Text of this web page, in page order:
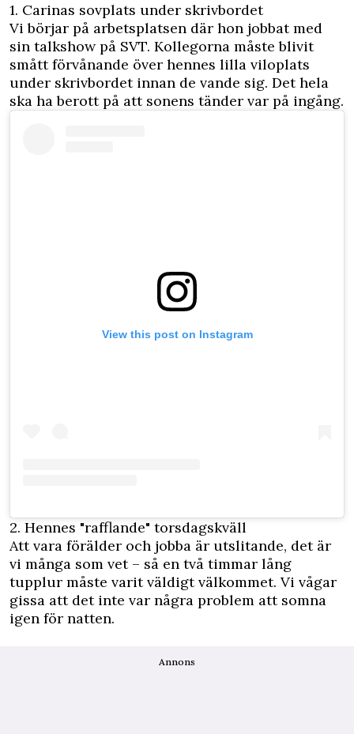
1. Carinas sovplats under skrivbordet
Vi börjar på arbetsplatsen där hon jobbat med
sin talkshow på SVT. Kollegorna måste blivit
smått förvånande över hennes lilla viloplats
under skrivbordet innan de vande sig. Det hela
ska ha berott på att sonens tänder var på ingång.
View this post on Instagram
2. Hennes "rafflande" torsdagskväll
Att vara förälder och jobba är utslitande, det är
vi många som vet – så en två timmar lång
tupplur måste varit väldigt välkommet. Vi vågar
gissa att det inte var några problem att somna
igen för natten.
Annons